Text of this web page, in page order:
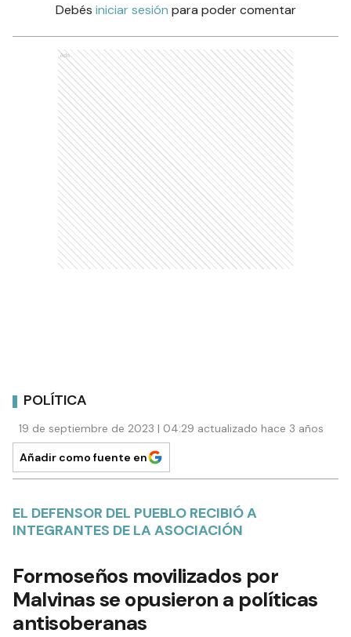
Debés iniciar sesión para poder comentar
Ads
POLÍTICA
19 de septiembre de 2023 | 04:29 actualizado hace 3 años
Añadir como fuente en
EL DEFENSOR DEL PUEBLO RECIBIÓ A
INTEGRANTES DE LA ASOCIACIÓN
Formoseños movilizados por
Malvinas se opusieron a políticas
antisoberanas